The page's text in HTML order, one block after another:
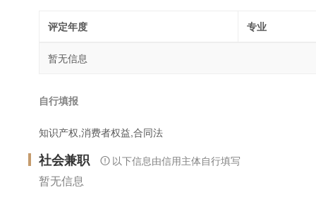
评定年度 专业
暂无信息
自行填报
知识产权,消费者权益,合同法
社会兼职 以下信息由信用主体自行填写
暂无信息